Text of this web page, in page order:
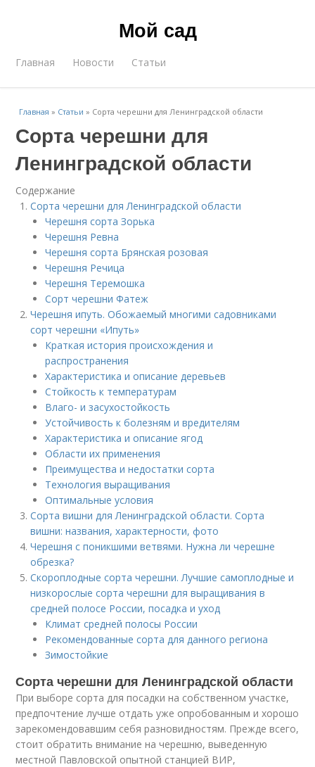
Мой сад
Главная Новости Статьи
Главная » Статьи » Сорта черешни для Ленинградской области
Сорта черешни для
Ленинградской области
Содержание
Сорта черешни для Ленинградской области
Черешня сорта Зорька
Черешня Ревна
Черешня сорта Брянская розовая
Черешня Речица
Черешня Теремошка
Сорт черешни Фатеж
Черешня ипуть. Обожаемый многими садовниками
сорт черешни «Ипуть»
Краткая история происхождения и
распространения
Характеристика и описание деревьев
Стойкость к температурам
Влаго- и засухостойкость
Устойчивость к болезням и вредителям
Характеристика и описание ягод
Области их применения
Преимущества и недостатки сорта
Технология выращивания
Оптимальные условия
Сорта вишни для Ленинградской области. Сорта
вишни: названия, характерности, фото
Черешня с поникшими ветвями. Нужна ли черешне
обрезка?
Скороплодные сорта черешни. Лучшие самоплодные и
низкорослые сорта черешни для выращивания в
средней полосе России, посадка и уход
Климат средней полосы России
Рекомендованные сорта для данного региона
Зимостойкие
Сорта черешни для Ленинградской области
При выборе сорта для посадки на собственном участке,
предпочтение лучше отдать уже опробованным и хорошо
зарекомендовавшим себя разновидностям. Прежде всего,
стоит обратить внимание на черешню, выведенную
местной Павловской опытной станцией ВИР,